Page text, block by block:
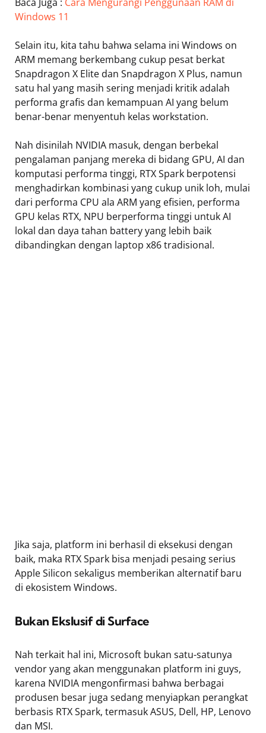
Windows 11
Selain itu, kita tahu bahwa selama ini Windows on
ARM memang berkembang cukup pesat berkat
Snapdragon X Elite dan Snapdragon X Plus, namun
satu hal yang masih sering menjadi kritik adalah
performa grafis dan kemampuan AI yang belum
benar-benar menyentuh kelas workstation.
Nah disinilah NVIDIA masuk, dengan berbekal
pengalaman panjang mereka di bidang GPU, AI dan
komputasi performa tinggi, RTX Spark berpotensi
menghadirkan kombinasi yang cukup unik loh, mulai
dari performa CPU ala ARM yang efisien, performa
GPU kelas RTX, NPU berperforma tinggi untuk AI
lokal dan daya tahan battery yang lebih baik
dibandingkan dengan laptop x86 tradisional.
Jika saja, platform ini berhasil di eksekusi dengan
baik, maka RTX Spark bisa menjadi pesaing serius
Apple Silicon sekaligus memberikan alternatif baru
di ekosistem Windows.
Bukan Ekslusif di Surface
Nah terkait hal ini, Microsoft bukan satu-satunya
vendor yang akan menggunakan platform ini guys,
karena NVIDIA mengonfirmasi bahwa berbagai
produsen besar juga sedang menyiapkan perangkat
berbasis RTX Spark, termasuk ASUS, Dell, HP, Lenovo
dan MSI.